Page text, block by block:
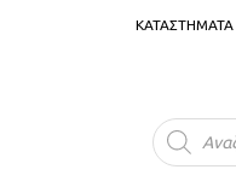
ΚΑΤΑΣΤΗΜΑΤΑ
Products
search